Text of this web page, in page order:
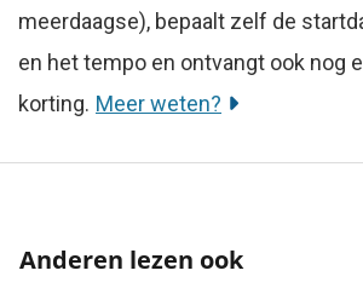
meerdaagse), bepaalt zelf de
en het tempo en ontvangt ook nog
korting. Meer weten?
Anderen lezen ook